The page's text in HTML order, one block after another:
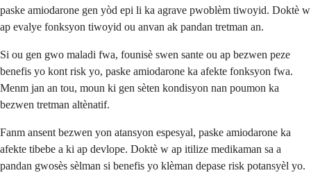
paske amiodarone gen yòd epi li ka agrave pwoblèm tiwoyid. Doktè w
ap evalye fonksyon tiwoyid ou anvan ak pandan tretman an.
Si ou gen gwo maladi fwa, founisè swen sante ou ap bezwen peze
benefis yo kont risk yo, paske amiodarone ka afekte fonksyon fwa.
Menm jan an tou, moun ki gen sèten kondisyon nan poumon ka
bezwen tretman altènatif.
Fanm ansent bezwen yon atansyon espesyal, paske amiodarone ka
afekte tibebe a ki ap devlope. Doktè w ap itilize medikaman sa a
pandan gwosès sèlman si benefis yo klèman depase risk potansyèl yo.